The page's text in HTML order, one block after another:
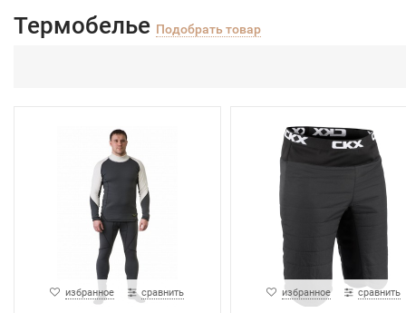
Термобелье Подобрать товар
избранное сравнить избранное сравнить